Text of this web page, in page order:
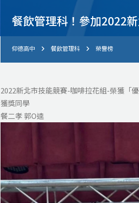
餐飲管理科！參加2022
仰德高中 餐飲管理科 榮譽榜
2022新北市技能競賽-咖啡拉花組-榮獲「優
獲獎同學
餐二孝 郭O逵